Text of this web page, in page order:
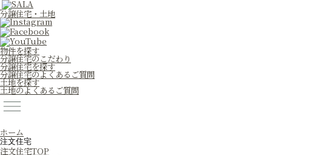
分譲住宅・土地
物件を探す
分譲住宅のこだわり
分譲住宅を探す
分譲住宅のよくあるご質問
土地を探す
土地のよくあるご質問
ホーム
注文住宅
注文住宅TOP